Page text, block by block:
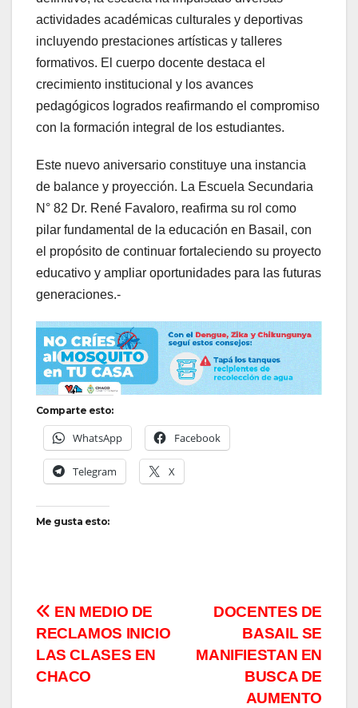
actividades académicas culturales y deportivas
incluyendo prestaciones artísticas y talleres
formativos. El cuerpo docente destaca el
crecimiento institucional y los avances
pedagógicos logrados reafirmando el compromiso
con la formación integral de los estudiantes.
Este nuevo aniversario constituye una instancia
de balance y proyección. La Escuela Secundaria
N° 82 Dr. René Favaloro, reafirma su rol como
pilar fundamental de la educación en Basail, con
el propósito de continuar fortaleciendo su proyecto
educativo y ampliar oportunidades para las futuras
generaciones.-
Comparte esto:
WhatsApp Facebook
Telegram X
Me gusta esto:
Navegación
de
entradas
DOCENTES DE
BASAIL SE
MANIFIESTAN EN
BUSCA DE
AUMENTO
EN MEDIO DE
RECLAMOS INICIO
LAS CLASES EN
CHACO